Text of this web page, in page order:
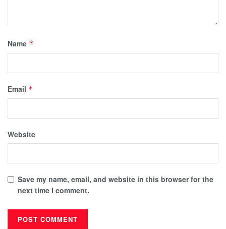
Name *
Email *
Website
Save my name, email, and website in this browser for the
next time I comment.